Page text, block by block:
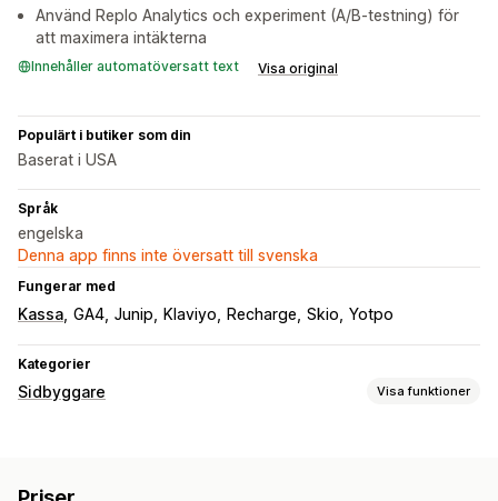
Använd Replo Analytics och experiment (A/B-testning) för
att maximera intäkterna
Innehåller automatöversatt text Visa original
Populärt i butiker som din
Baserat i USA
Språk
engelska
Denna app finns inte översatt till svenska
Fungerar med
Kassa GA4 Junip Klaviyo Recharge Skio Yotpo
Kategorier
Sidbyggare Visa funktioner